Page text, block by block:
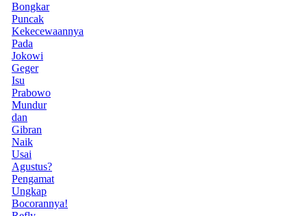
Bongkar
Puncak
Kekecewaannya
Pada
Jokowi
Geger
Isu
Prabowo
Mundur
dan
Gibran
Naik
Usai
Agustus?
Pengamat
Ungkap
Bocorannya!